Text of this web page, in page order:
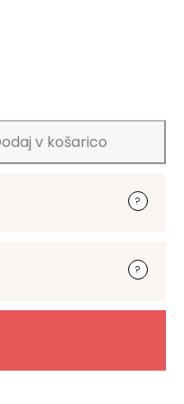
v košarico